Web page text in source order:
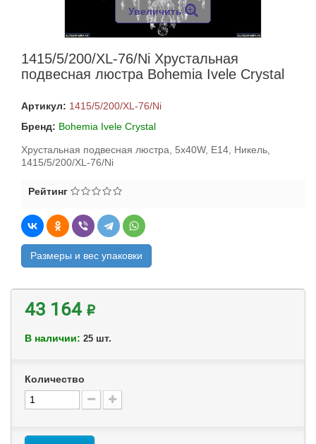
Увеличить
1415/5/200/XL-76/Ni Хрустальная
подвесная люстра Bohemia Ivele Crystal
Артикул: 1415/5/200/XL-76/Ni
Бренд: Bohemia Ivele Crystal
Хрустальная подвесная люстра, 5x40W, E14, Никель,
1415/5/200/XL-76/Ni
Рейтинг
Размеры и вес упаковки
43 164 ₽
В наличии: 25 шт.
Количество